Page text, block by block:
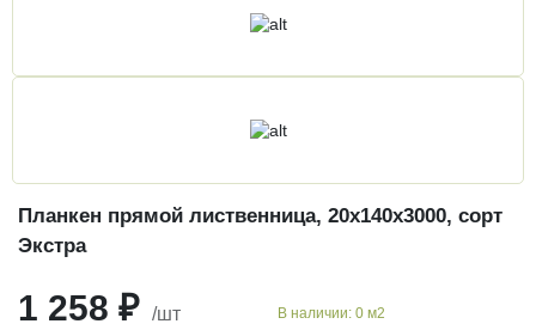
Планкен прямой лиственница, 20х140х3000, сорт
Экстра
1 258 ₽ /шт
В наличии: 0 м2